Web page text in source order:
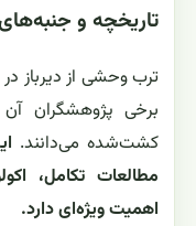
تاریخچه و
ترب وحشی از دیرباز
برخی پژوهشگران
کشت‌شده می‌دانند.
مطالعات تکامل،
اهمیت ویژه‌ای دارد.